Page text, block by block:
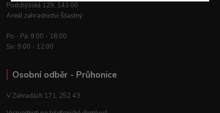
Podchýšská 129, 143 00
Areál zahradnictví Šťastný
Po - Pá: 9:00 - 18:00
So: 9:00 - 12:00
Osobní odběr - Průhonice
V Zahradách 171, 252 43